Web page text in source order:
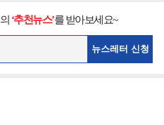
‘추천뉴스’를 받아보세요~
뉴스레터 신청